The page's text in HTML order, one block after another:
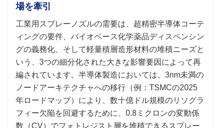
場を牽引
工業用スプレーノズルの需要は、超精密半導体コーテ
ィングの要件、バイオベース化学薬品ディスペンシン
グの義務化、そして軽量積層造形材料の堆積ニーズと
いう、3つの細分化された大きな影響要因によって再
編されています。半導体製造においては、3nm未満の
ノードアーキテクチャへの移行（例：TSMCの2025
年ロードマップ）により、数十億ドル規模のリソグラ
フィー欠陥を回避するために、0.8ミクロンの変動係
数（CV）でフォトレジスト層を堆積できるスプレー